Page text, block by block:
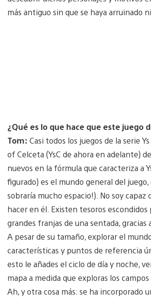
más antiguo sin que se haya arruinado
¿Qué es lo que hace que este juego
Tom: Casi todos los juegos de la serie
of Celceta (YsC de ahora en adelante)
nuevos en la fórmula que caracteriza a
figurado) es el mundo general del
sobraría mucho espacio!). No soy
hacer en él. Existen tesoros
grandes franjas de una sentada,
A pesar de su tamaño, explorar el
características y puntos de referencia
esto le añades el ciclo de día y noche,
mapa a medida que exploras los
Ah, y otra cosa más: se ha